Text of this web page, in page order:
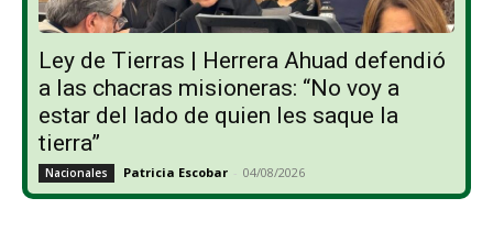
Ley de Tierras | Herrera Ahuad defendió
a las chacras misioneras: “No voy a
estar del lado de quien les saque la
tierra”
Nacionales Patricia Escobar - 04/08/2026